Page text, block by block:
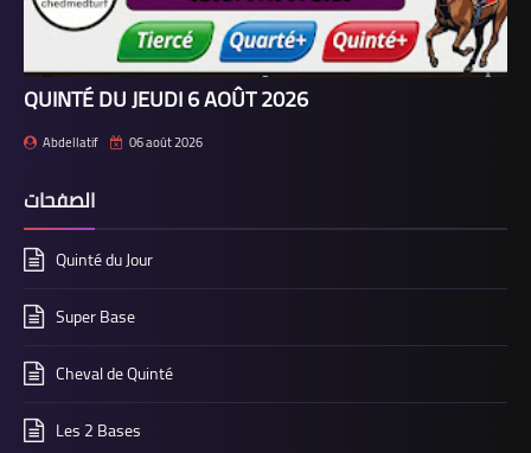
QUINTÉ DU JEUDI 6 AOÛT 2026
Abdellatif 06 août 2026
الصفحات
Quinté du Jour
Super Base
Cheval de Quinté
Les 2 Bases